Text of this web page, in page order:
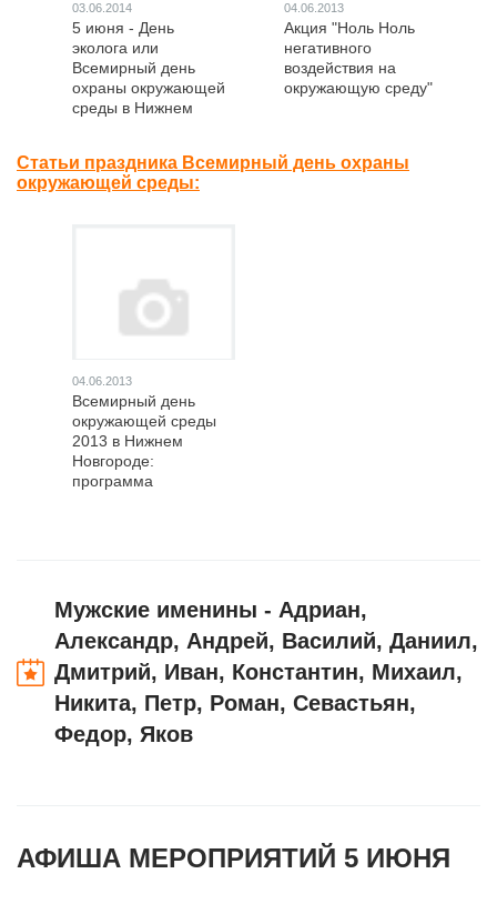
03.06.2014
5 июня - День
эколога или
Всемирный день
охраны окружающей
среды в Нижнем
04.06.2013
Акция "Ноль Ноль
негативного
воздействия на
окружающую среду"
Статьи праздника Всемирный день охраны
окружающей среды:
04.06.2013
Всемирный день
окружающей среды
2013 в Нижнем
Новгороде:
программа
Мужские именины - Адриан,
Александр, Андрей, Василий, Даниил,
Дмитрий, Иван, Константин, Михаил,
Никита, Петр, Роман, Севастьян,
Федор, Яков
АФИША МЕРОПРИЯТИЙ 5 ИЮНЯ